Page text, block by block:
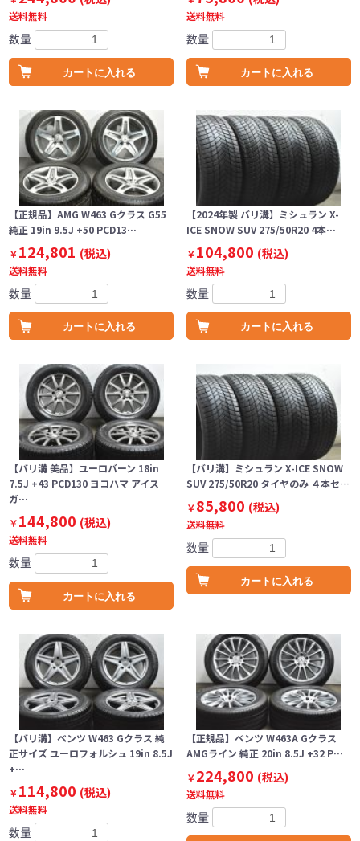
送料無料
数量
カートに入れる
送料無料
数量
カートに入れる
【正規品】AMG W463 Gクラス G55
純正 19in 9.5J +50 PCD13…
￥124,801 (税込)
送料無料
数量
カートに入れる
【2024年製 バリ溝】ミシュラン X-
ICE SNOW SUV 275/50R20 4本…
￥104,800 (税込)
送料無料
数量
カートに入れる
【バリ溝 美品】ユーロバーン 18in
7.5J +43 PCD130 ヨコハマ アイス
ガ…
￥144,800 (税込)
送料無料
数量
カートに入れる
【バリ溝】ミシュラン X-ICE SNOW
SUV 275/50R20 タイヤのみ ４本セ…
￥85,800 (税込)
送料無料
数量
カートに入れる
【バリ溝】ベンツ W463 Gクラス 純
正サイズ ユーロフォルシュ 19in 8.5J
+…
￥114,800 (税込)
送料無料
数量
【正規品】ベンツ W463A Gクラス
AMGライン 純正 20in 8.5J +32 P…
￥224,800 (税込)
送料無料
数量